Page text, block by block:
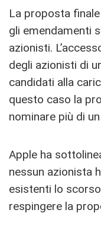
La proposta
gli emendamenti
azionisti.
degli azionisti di
candidati alla
questo caso la
nominare più di
Apple ha
nessun azionista
esistenti lo
respingere la